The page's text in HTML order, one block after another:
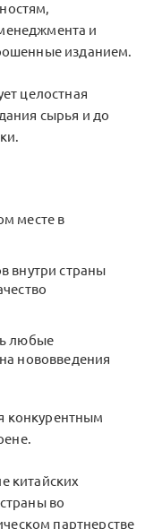
и
изданием.
целостная
сырья и до
месте в
внутри страны
любые
нововведения
конкурентным
китайских
во
партнерстве